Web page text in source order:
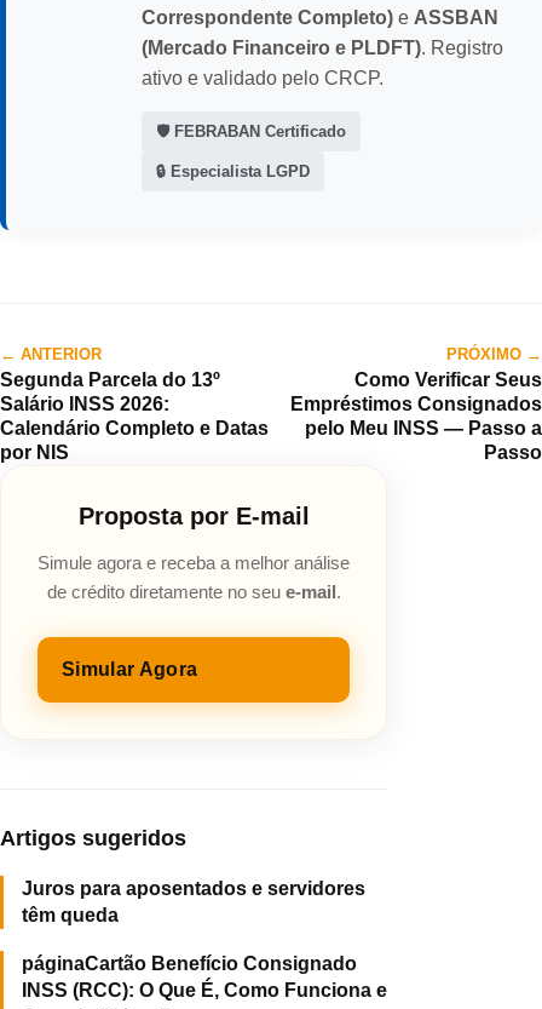
Correspondente Completo) e ASSBAN
(Mercado Financeiro e PLDFT). Registro
ativo e validado pelo CRCP.
🛡️ FEBRABAN Certificado
🔒 Especialista LGPD
← ANTERIOR
Segunda Parcela do 13º
Salário INSS 2026:
Calendário Completo e Datas
por NIS
PRÓXIMO →
Como Verificar Seus
Empréstimos Consignados
pelo Meu INSS — Passo a
Passo
Proposta por E-mail
Simule agora e receba a melhor análise
de crédito diretamente no seu e-mail.
Simular Agora
Artigos sugeridos
Juros para aposentados e servidores
têm queda
páginaCartão Benefício Consignado
INSS (RCC): O Que É, Como Funciona e